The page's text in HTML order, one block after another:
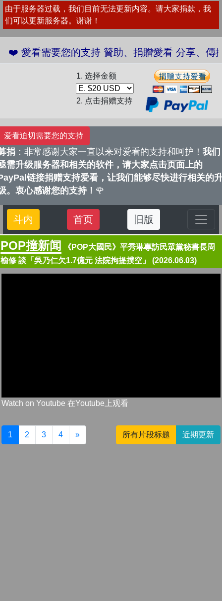
由于服务器过载，我们目前无法更新内容。请大家捐款，我
们可以更新服务器。谢谢！
需要您的支持 贊助、捐贈愛看 分享、傳播愛
1. 选择金额
2. 点击捐赠支持
爱看迫切需要您的支持
捐 ：非常感谢大家一直以来对爱看的支持和呵护！ 我们
需升级服务器和相关的软件，请大家点击页面上的
链接捐赠支持爱看，让我们能够尽快进行相关的
。衷心感谢您的支持！ 🌹
斗内 首页 旧版
POP撞新闻
《POP大國民》平秀琳專訪民眾黨秘書長周
榆修 談「吳乃仁欠1.7億元 法院拘提撲空」 (2026.06.03)
Watch on Youtube 在Youtube上观看
1 2 3 4 » 所有片段标题 近期更新